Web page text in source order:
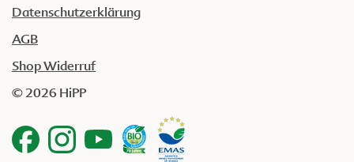
Datenschutzerklärung
AGB
Shop Widerruf
© 2026 HiPP